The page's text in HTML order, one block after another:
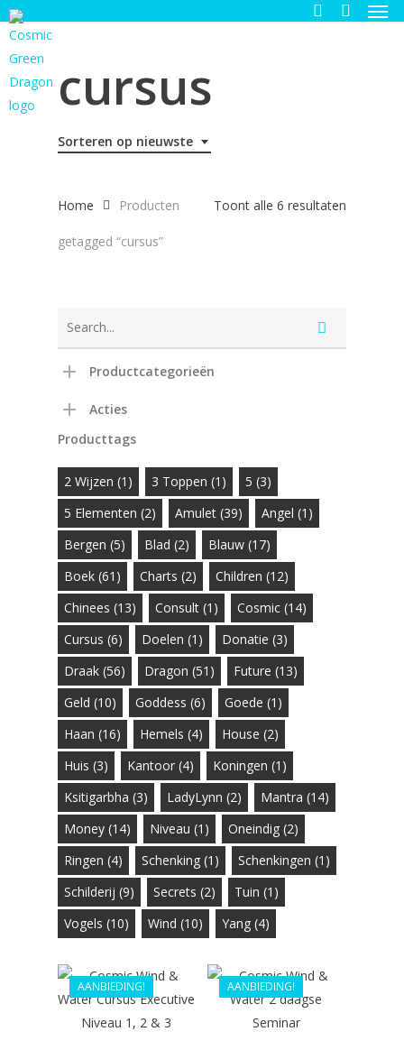
Skip
to
main
content
cursus
Sorteren op nieuwste
Toont alle 6 resultaten
Home Producten
getagged “cursus”
Productcategorieën
Acties
Producttags
2 Wijzen (1) 3 Toppen (1) 5 (3)
5 Elementen (2) Amulet (39) Angel (1)
Bergen (5) Blad (2) Blauw (17)
Boek (61) Charts (2) Children (12)
Chinees (13) Consult (1) Cosmic (14)
Cursus (6) Doelen (1) Donatie (3)
Draak (56) Dragon (51) Future (13)
Geld (10) Goddess (6) Goede (1)
Haan (16) Hemels (4) House (2)
Huis (3) Kantoor (4) Koningen (1)
Ksitigarbha (3) LadyLynn (2) Mantra (14)
Money (14) Niveau (1) Oneindig (2)
Ringen (4) Schenking (1) Schenkingen (1)
Schilderij (9) Secrets (2) Tuin (1)
Vogels (10) Wind (10) Yang (4)
AANBIEDING!
€ 386.10
€347.49
AANBIEDING!
€336.00
€302.40